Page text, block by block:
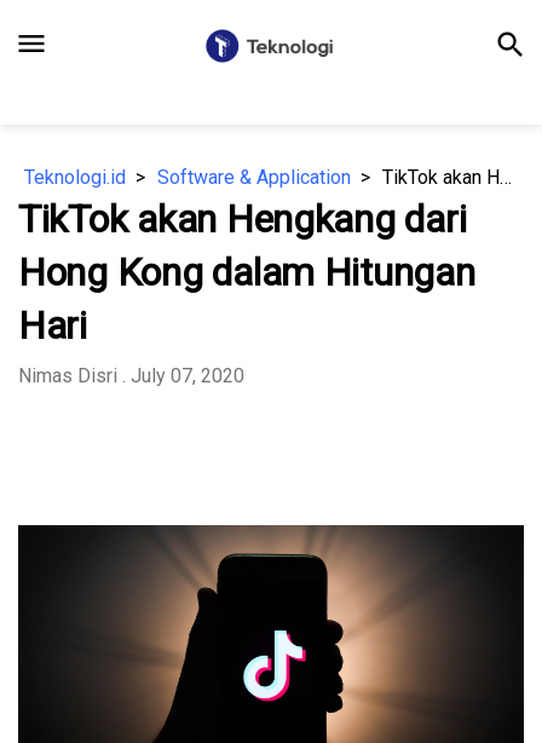
menu search
Teknologi.id Software & Application TikTok akan Hengkang dari Hong Kong dalam Hitungan Hari
TikTok akan Hengkang dari
Hong Kong dalam Hitungan
Hari
Nimas Disri . July 07, 2020